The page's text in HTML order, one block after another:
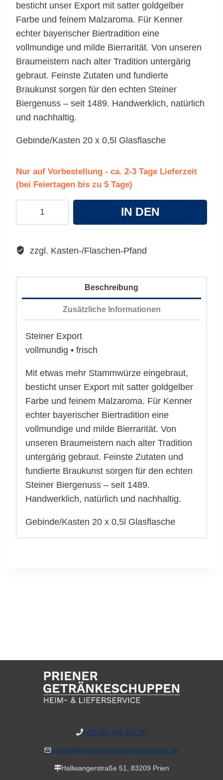
besticht unser Export mit satter goldgelber
Farbe und feinem Malzaroma. Für Kenner
echter bayerischer Biertradition eine
vollmundige und milde Bierrarität. Von unseren
Braumeistern nach alter Tradition untergärig
gebraut. Feinste Zutaten und fundierte
Braukunst sorgen für den echten Steiner
Biergenuss – seit 1489. Handwerklich, natürlich
und nachhaltig.
Gebinde/Kasten 20 x 0,5l Glasflasche
Nur auf Vorbestellung - ca. 2-3 Tage Lieferzeit
(bei Feiertagen bis zu 5 Tage)
IN DEN
zzgl. Kasten-/Flaschen-Pfand
Beschreibung
Zusätzliche Informationen
Steiner Export
vollmundig • frisch
Mit etwas mehr Stammwürze eingebraut,
besticht unser Export mit satter goldgelber
Farbe und feinem Malzaroma. Für Kenner
echter bayerischer Biertradition eine
vollmundige und milde Bierrarität. Von
unseren Braumeistern nach alter Tradition
untergärig gebraut. Feinste Zutaten und
fundierte Braukunst sorgen für den echten
Steiner Biergenuss – seit 1489.
Handwerklich, natürlich und nachhaltig.
Gebinde/Kasten 20 x 0,5l Glasflasche
+49 151 466 482 90
kontakt@priener-getraenkeschuppen.de
Hallwangerstraße 51, 83209 Prien